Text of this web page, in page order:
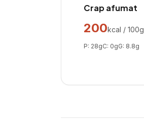
Crap afumat
200kcal / 100g
P: 28gC: 0gG: 8.8g